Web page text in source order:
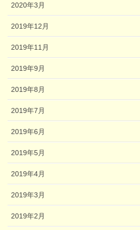
2020年3月
2019年12月
2019年11月
2019年9月
2019年8月
2019年7月
2019年6月
2019年5月
2019年4月
2019年3月
2019年2月